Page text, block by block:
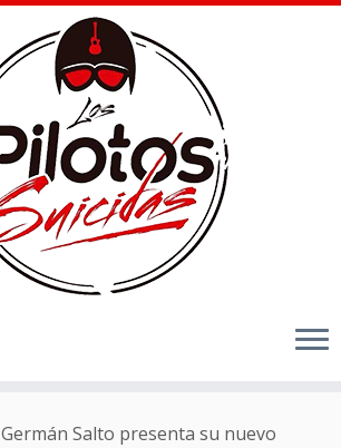
Germán Salto presenta su nuevo